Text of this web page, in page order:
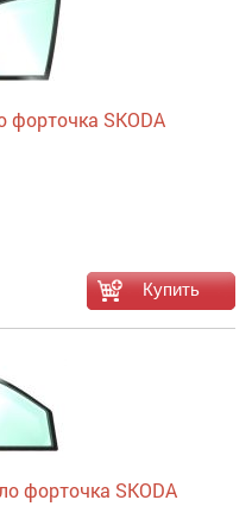
форточка SKODA
форточка SKODA